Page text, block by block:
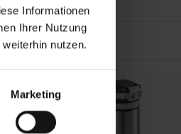
Informationen
Ihrer Nutzung
nutzen.
Marketing